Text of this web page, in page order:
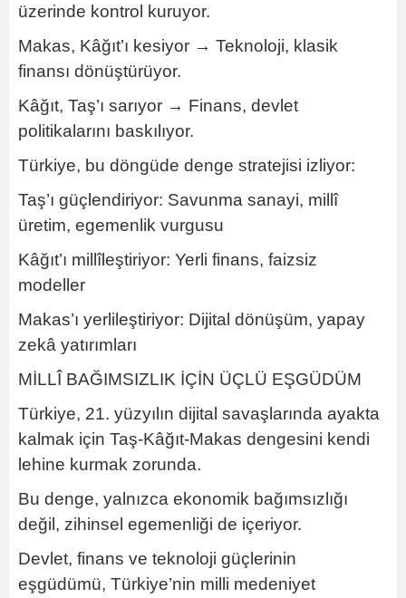
üzerinde kontrol kuruyor.
Makas, Kâğıt’ı kesiyor → Teknoloji, klasik
finansı dönüştürüyor.
Kâğıt, Taş’ı sarıyor → Finans, devlet
politikalarını baskılıyor.
Türkiye, bu döngüde denge stratejisi izliyor:
Taş’ı güçlendiriyor: Savunma sanayi, millî
üretim, egemenlik vurgusu
Kâğıt’ı millîleştiriyor: Yerli finans, faizsiz
modeller
Makas’ı yerlileştiriyor: Dijital dönüşüm, yapay
zekâ yatırımları
MİLLÎ BAĞIMSIZLIK İÇİN ÜÇLÜ EŞGÜDÜM
Türkiye, 21. yüzyılın dijital savaşlarında ayakta
kalmak için Taş-Kâğıt-Makas dengesini kendi
lehine kurmak zorunda.
Bu denge, yalnızca ekonomik bağımsızlığı
değil, zihinsel egemenliği de içeriyor.
Devlet, finans ve teknoloji güçlerinin
eşgüdümü, Türkiye’nin milli medeniyet